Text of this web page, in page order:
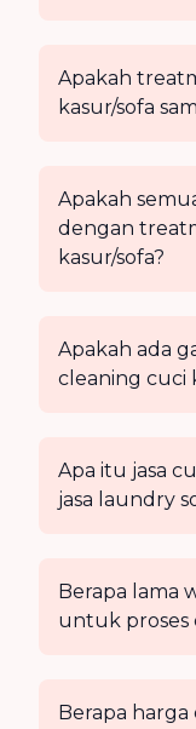
Apakah
kasur/sofa
Apakah
dengan
kasur/sofa?
Apakah ada
cleaning cuci
Apa itu jasa
jasa laundry
Berapa lama
untuk proses
Berapa